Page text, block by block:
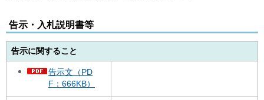
告示・入札説明書等
告示に関すること
告示文（PD
F：666KB）